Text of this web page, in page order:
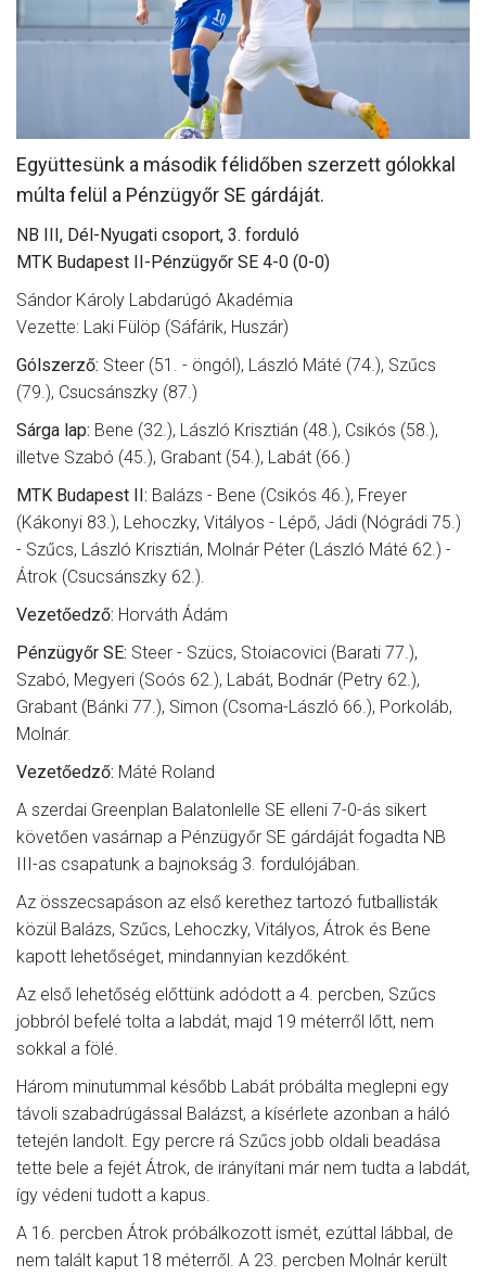
MÉRKŐZÉSEK
KLUB
GALÉRIA
SZURKOLÓI ÉLMÉNYEK
AKKREDITÁCIÓ
Együttesünk a második félidőben szerzett gólokkal
múlta felül a Pénzügyőr SE gárdáját.
NB III, Dél-Nyugati csoport, 3. forduló
MTK Budapest II-Pénzügyőr SE 4-0 (0-0)
Sándor Károly Labdarúgó Akadémia
Vezette: Laki Fülöp (Sáfárik, Huszár)
Gólszerző: Steer (51. - öngól), László Máté (74.), Szűcs
(79.), Csucsánszky (87.)
Sárga lap: Bene (32.), László Krisztián (48.), Csikós (58.),
illetve Szabó (45.), Grabant (54.), Labát (66.)
MTK Budapest II: Balázs - Bene (Csikós 46.), Freyer
(Kákonyi 83.), Lehoczky, Vitályos - Lépő, Jádi (Nógrádi 75.)
- Szűcs, László Krisztián, Molnár Péter (László Máté 62.) -
Átrok (Csucsánszky 62.).
Vezetőedző: Horváth Ádám
Pénzügyőr SE: Steer - Szücs, Stoiacovici (Barati 77.),
Szabó, Megyeri (Soós 62.), Labát, Bodnár (Petry 62.),
Grabant (Bánki 77.), Simon (Csoma-László 66.), Porkoláb,
Molnár.
Vezetőedző: Máté Roland
A szerdai Greenplan Balatonlelle SE elleni 7-0-ás sikert
követően vasárnap a Pénzügyőr SE gárdáját fogadta NB
III-as csapatunk a bajnokság 3. fordulójában.
Az összecsapáson az első kerethez tartozó futballisták
közül Balázs, Szűcs, Lehoczky, Vitályos, Átrok és Bene
kapott lehetőséget, mindannyian kezdőként.
Az első lehetőség előttünk adódott a 4. percben, Szűcs
jobbról befelé tolta a labdát, majd 19 méterről lőtt, nem
sokkal a fölé.
Három minutummal később Labát próbálta meglepni egy
távoli szabadrúgással Balázst, a kísérlete azonban a háló
tetején landolt. Egy percre rá Szűcs jobb oldali beadása
tette bele a fejét Átrok, de irányítani már nem tudta a labdát,
így védeni tudott a kapus.
A 16. percben Átrok próbálkozott ismét, ezúttal lábbal, de
nem talált kaput 18 méterről. A 23. percben Molnár került